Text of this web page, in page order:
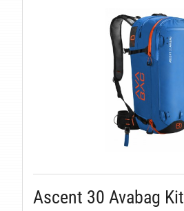
Ascent 30 Avabag Kit